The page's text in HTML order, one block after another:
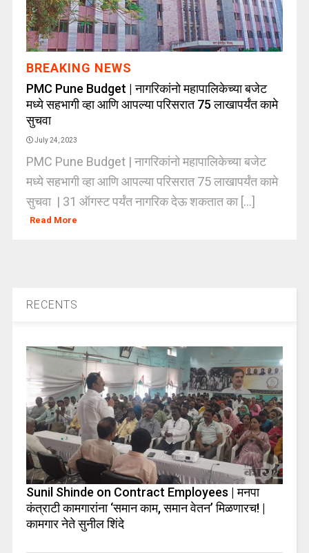
BREAKING NEWS
PMC Pune Budget | नागरिकांनो महापालिकेच्या बजेट
मध्ये सहभागी व्हा आणि आपल्या परिसरात 75 लाखापर्यंत कामे
सुचवा
July 24, 2023
PMC Pune Budget | नागरिकांनो महापालिकेच्या बजेट
मध्ये सहभागी व्हा आणि आपल्या परिसरात 75 लाखापर्यंत कामे
सुचवा | 31 ऑगस्ट पर्यंत नागरिक देऊ शकतात का [...]
Read More
RECENTS
Sunil Shinde on Contract Employees | मनपा
कंत्राटी कामगारांना ‘समान काम, समान वेतन’ मिळणारच! |
कामगार नेते सुनील शिंदे